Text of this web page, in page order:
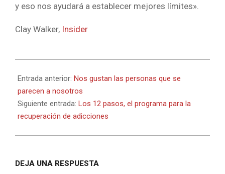
y eso nos ayudará a establecer mejores límites».
Clay Walker, Insider
07-
12
Entrada anterior: Nos gustan las personas que se
parecen a nosotros
Siguiente entrada: Los 12 pasos, el programa para la
recuperación de adicciones
DEJA UNA RESPUESTA